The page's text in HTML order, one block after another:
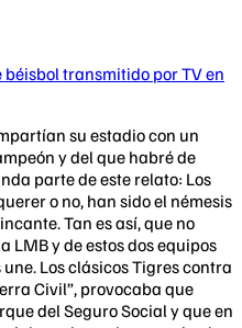
béisbol transmitido por TV en
su estadio con un
y del que habré de
parte de este relato: Los
o no, han sido el némesis
Tan es así, que no
LMB y de estos dos equipos
Los clásicos Tigres contra
Civil”, provocaba que
del Seguro Social y que en